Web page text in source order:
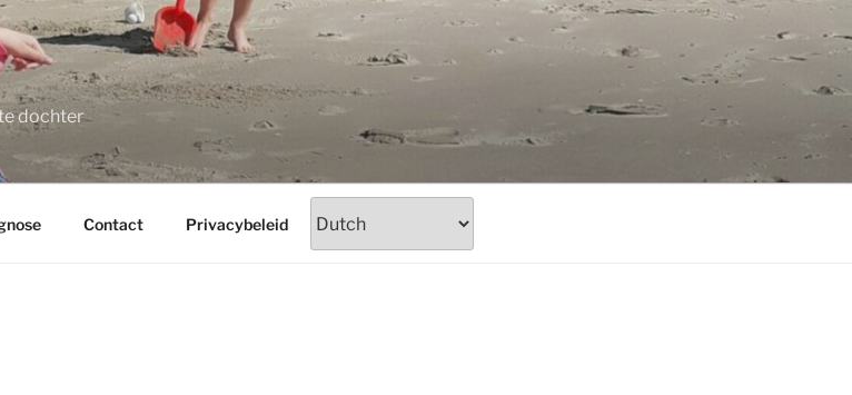
dochter
Contact Privacybeleid